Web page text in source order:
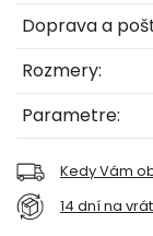
Doprava a
Rozmery:
Parametre:
Kedy Vám
14 dní na